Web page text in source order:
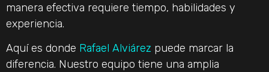
manera efectiva requiere tiempo, habilidades y
experiencia.
Aquí es donde Rafael Alviárez puede marcar la
diferencia. Nuestro equipo tiene una amplia